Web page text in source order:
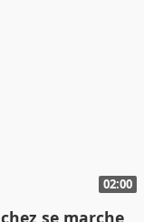
02:00